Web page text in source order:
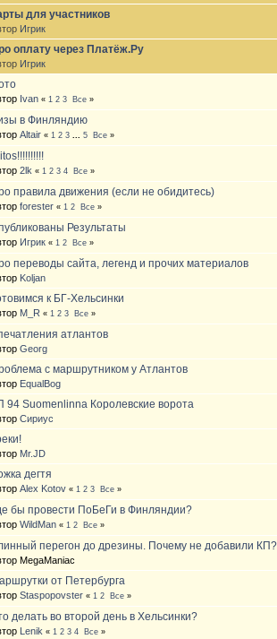
для участников
Игрик
оплату через Платёж.Ру
Игрик
Ivan « 1 2 3 Все »
в Финляндию
Altair « 1 2 3 ...5 Все »
2lk « 1 2 3 4 Все »
правила движения (если не обидитесь)
forester « 1 2 Все »
Результаты
Игрик « 1 2 Все »
переводы сайта, легенд и прочих материалов
Koljan
к БГ-Хельсинки
M_R « 1 2 3 Все »
атлантов
Georg
с маршрутником у Атлантов
EqualBog
94 Suomenlinna Королевские ворота
Сириус
Mr.JD
дегтя
Alex Kotov « 1 2 3 Все »
бы провести ПоБеГи в Финляндии?
WildMan « 1 2 Все »
перегон до дрезины. Почему не добавили КП?
MegaManiac
от Петербурга
Staspopovster « 1 2 Все »
делать во второй день в Хельсинки?
Lenik « 1 2 3 4 Все »